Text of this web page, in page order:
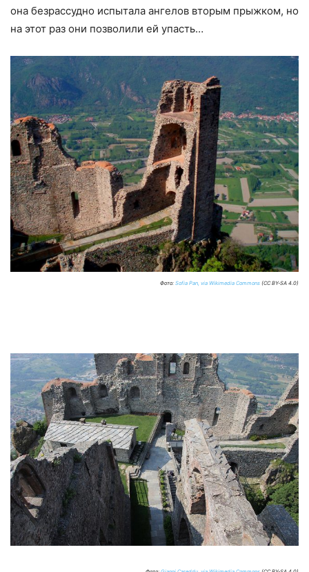
она безрассудно испытала ангелов вторым прыжком, но
на этот раз они позволили ей упасть…
Фото: Sofia Pan, via Wikimedia Commons (CC BY-SA 4.0)